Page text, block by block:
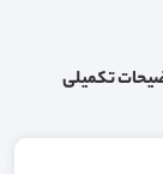
تکمیلی